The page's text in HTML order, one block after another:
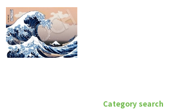
Category search